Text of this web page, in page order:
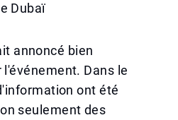
Dubaï
annoncé bien
Dans le
ont été
seulement des